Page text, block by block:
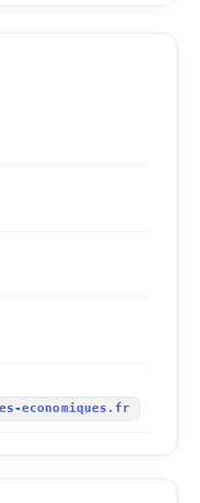
economiques.fr